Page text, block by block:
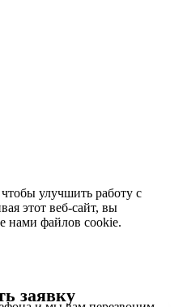
улучшить работу с
этот веб-сайт, вы
нами файлов cookie.
заявку